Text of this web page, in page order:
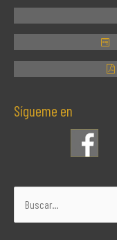
Sígueme en
Buscar
por: